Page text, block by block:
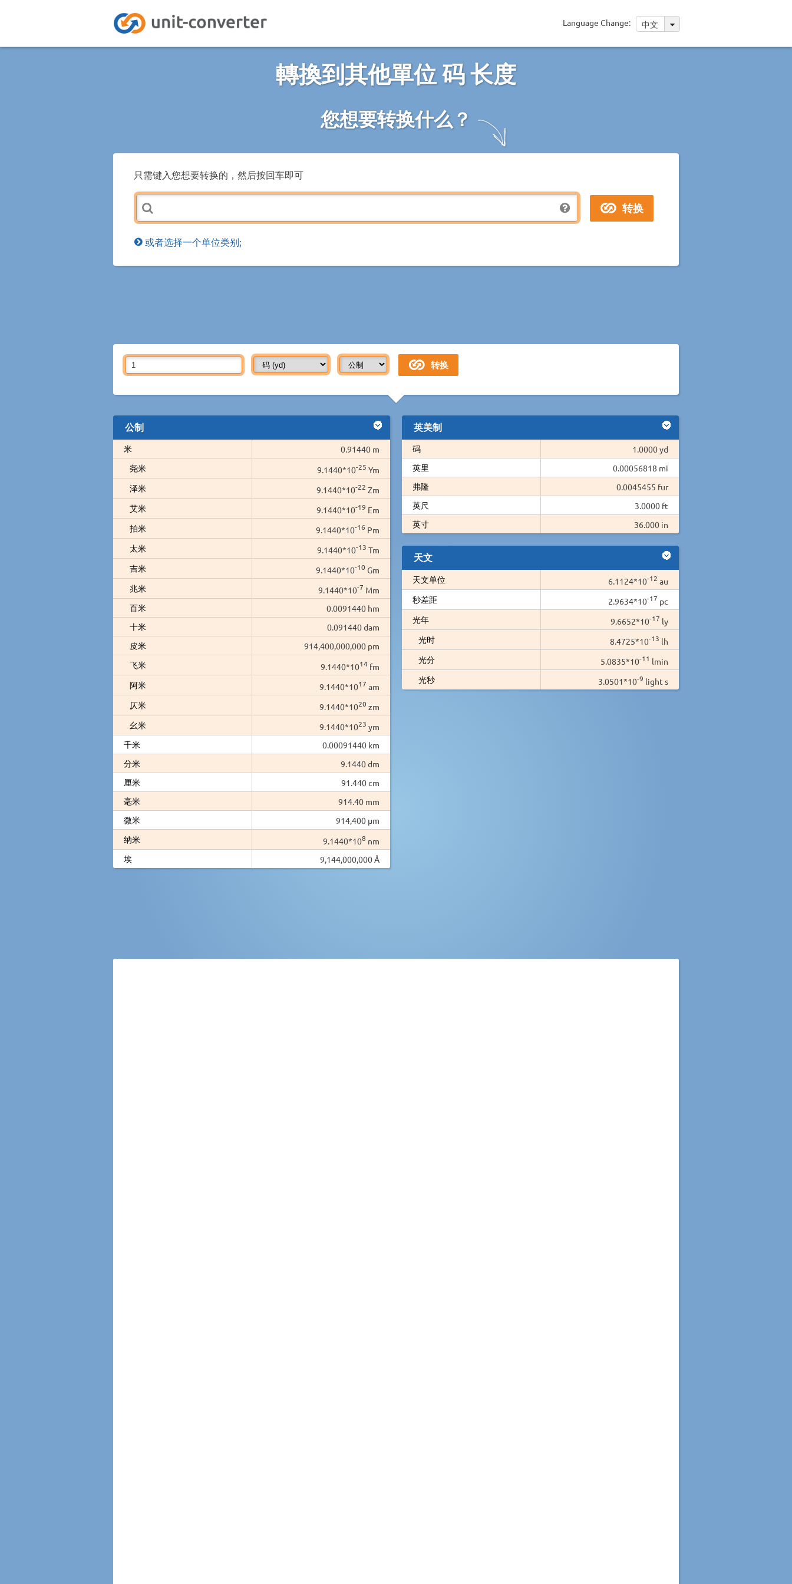
Language Change: 中文
轉換到其他單位 码 长度
您想要转换什么？
只需键入您想要转换的，然后按回车即可
或者选择一个单位类别;
公制
米
0.91440 m
尧米
9.1440*10-25 Ym
泽米
9.1440*10-22 Zm
艾米
9.1440*10-19 Em
拍米
9.1440*10-16 Pm
太米
9.1440*10-13 Tm
吉米
9.1440*10-10 Gm
兆米
9.1440*10-7 Mm
百米
0.0091440 hm
十米
0.091440 dam
皮米
914,400,000,000 pm
飞米
9.1440*1014 fm
阿米
9.1440*1017 am
仄米
9.1440*1020 zm
幺米
9.1440*1023 ym
千米
0.00091440 km
分米
9.1440 dm
厘米
91.440 cm
毫米
914.40 mm
微米
914,400 µm
纳米
9.1440*108 nm
埃
9,144,000,000 Å
英美制
码
1.0000 yd
英里
0.00056818 mi
弗隆
0.0045455 fur
英尺
3.0000 ft
英寸
36.000 in
天文
天文单位 6.1124*10-12 au
秒差距
2.9634*10-17 pc
光年
9.6652*10-17 ly
光时
8.4725*10-13 lh
光分
5.0835*10-11 lmin
光秒
3.0501*10-9 light s